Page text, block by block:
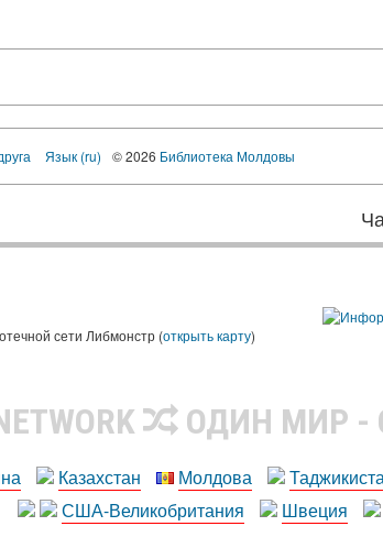
Язык (ru) © 2026 Библиотека Молдовы
сети Либмонстр (открыть карту)
ОДИН МИР -
Казахстан Молдова
США-Великобритания
Швеция